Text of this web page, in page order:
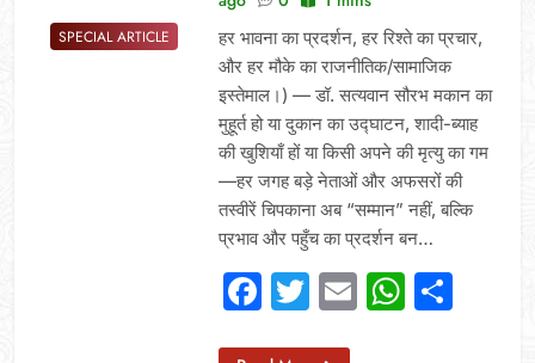
SPECIAL ARTICLE
हर भावना का प्रदर्शन, हर रिश्ते का प्रचार,
और हर मौके का राजनीतिक/सामाजिक
इस्तेमाल।) — डॉ. सत्यवान सौरभ मकान का
मुहूर्त हो या दुकान का उद्घाटन, शादी-ब्याह
की खुशियाँ हों या किसी अपने की मृत्यु का गम
—हर जगह बड़े नेताओं और अफसरों की
तस्वीरें चिपकाना अब “सम्मान” नहीं, बल्कि
प्रभाव और पहुँच का प्रदर्शन बन…
Facebook
Twitter
Email